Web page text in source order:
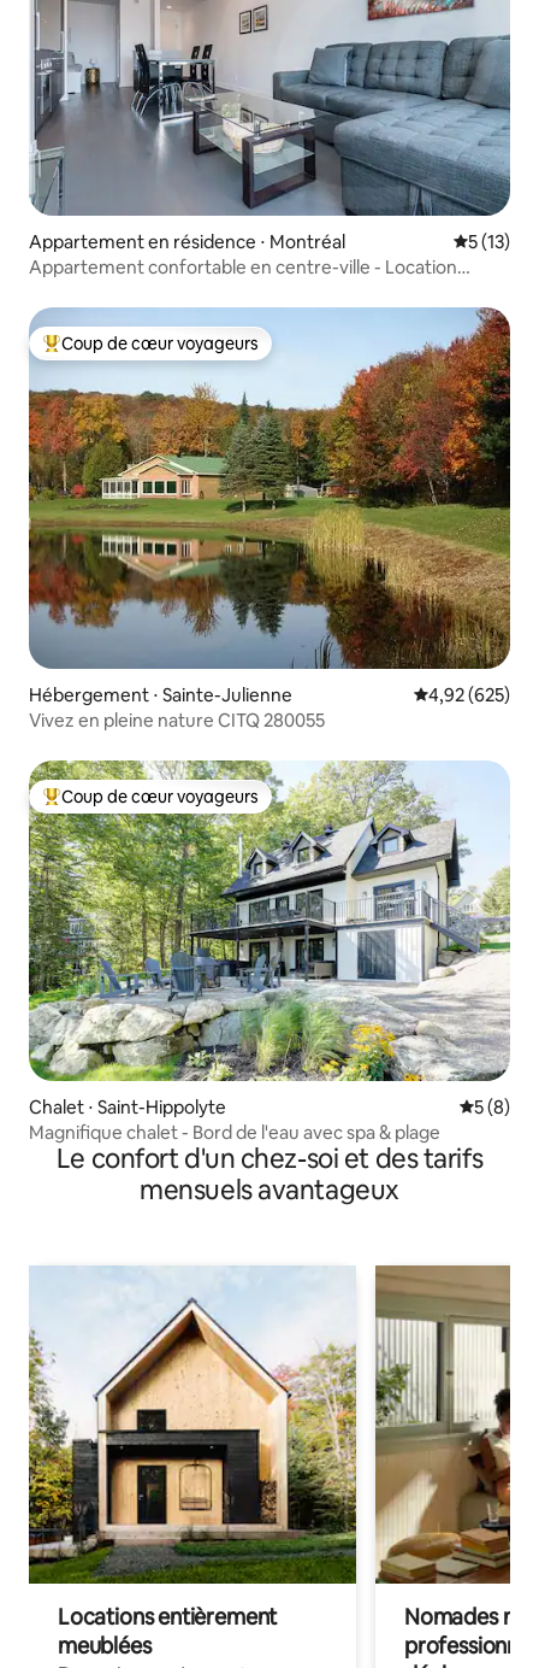
Appartement en résidence ⋅ Montréal
5 (13)
Appartement confortable en centre-ville - Location
Coups de cœur voyageurs les plus appréciés
Coup de cœur voyageurs
Hébergement ⋅ Sainte-Julienne Évaluation
4,92 (625)
Vivez en pleine nature CITQ 280055
Coups de cœur voyageurs les plus appréciés
Coup de cœur voyageurs
Chalet ⋅ Saint-Hippolyte
5 (8)
Magnifique chalet - Bord de l'eau avec spa & plage
Le confort d'un chez-soi et des tarifs
mensuels avantageux
Locations entièrement
meublées
Nomades